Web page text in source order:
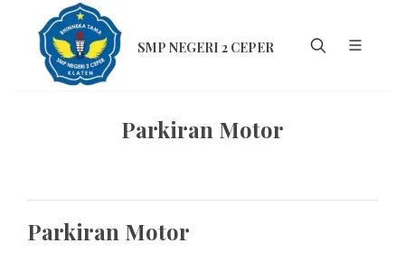
SMP NEGERI 2 CEPER
Parkiran Motor
Parkiran Motor